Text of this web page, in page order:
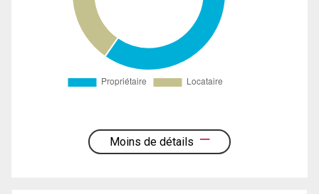
Moins de détails